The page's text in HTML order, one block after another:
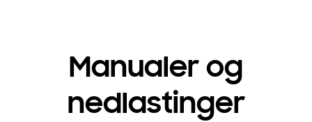
Manualer og
nedlastinger